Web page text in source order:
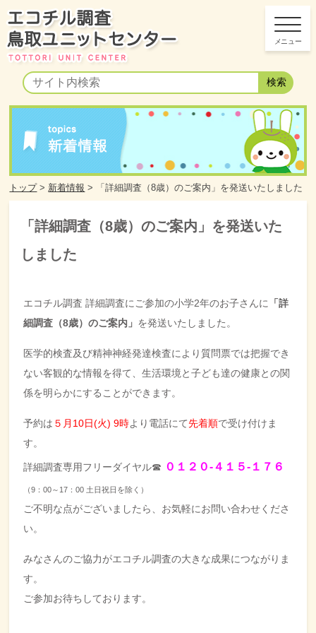
トップ> 新着情報 > 「詳細調査（8歳）のご案内」を発送いたしました
「詳細調査（8歳）のご案内」を発送いた
しました
エコチル調査 詳細調査にご参加の小学2年のお子さんに
「詳
細調査（8歳）のご案内」 を発送いたしました。
医学的検査及び精神神経発達検査により質問票では把握でき
ない客観的な情報を得て、生活環境と子ども達の健康との関
係を明らかにすることができます。
予約は ５月10日(火) 9時より電話にて先着順で受け付けま
す。
詳細調査専用フリーダイヤル☎ ０１２０‐４１５‐１７６
（9：00～17：00 土日祝日を除く）
ご不明な点がございましたら、お気軽にお問い合わせくださ
い。
みなさんのご協力がエコチル調査の大きな成果につながりま
す。
ご参加お待ちしております。